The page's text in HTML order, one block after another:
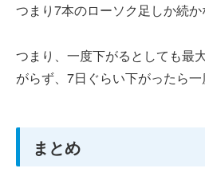
つまり7本のローソク足しか続か
つまり、一度下がるとしても最
がらず、7日ぐらい下がったら一
まとめ